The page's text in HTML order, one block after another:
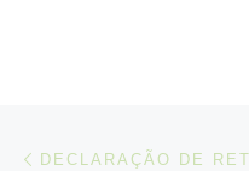
Post
DECLARAÇÃO DE